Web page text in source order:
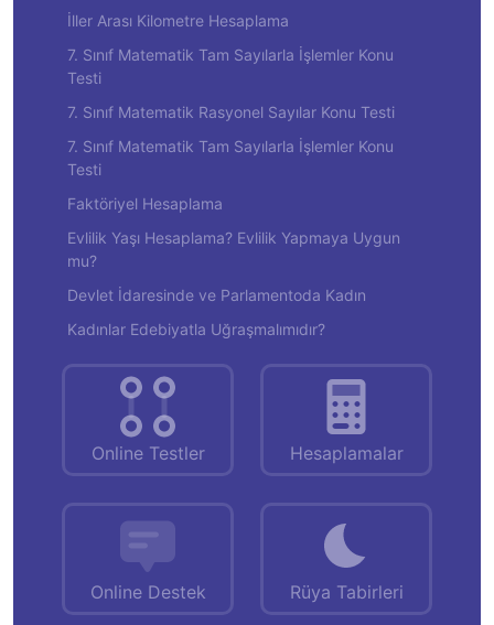
İller Arası Kilometre Hesaplama
7. Sınıf Matematik Tam Sayılarla İşlemler Konu
Testi
7. Sınıf Matematik Rasyonel Sayılar Konu Testi
7. Sınıf Matematik Tam Sayılarla İşlemler Konu
Testi
Faktöriyel Hesaplama
Evlilik Yaşı Hesaplama? Evlilik Yapmaya Uygun
mu?
Devlet İdaresinde ve Parlamentoda Kadın
Kadınlar Edebiyatla Uğraşmalımıdır?
Online Testler Hesaplamalar
Online Destek Rüya Tabirleri